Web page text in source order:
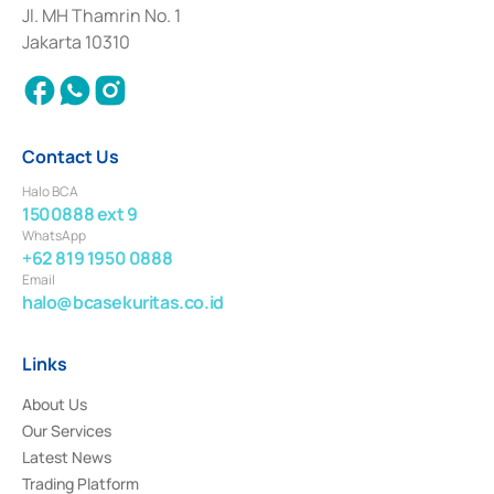
Institution for the Issuance, Transaction, and Administration and
Settlement of Commercial Paper Transactions whose license was issued in
2018.
Jl. MH Thamrin No. 1
Jakarta 10310
Contact Us
Halo BCA
1500888 ext 9
WhatsApp
+62 819 1950 0888
Email
halo@bcasekuritas.co.id
Links
About Us
Our Services
Latest News
Trading Platform